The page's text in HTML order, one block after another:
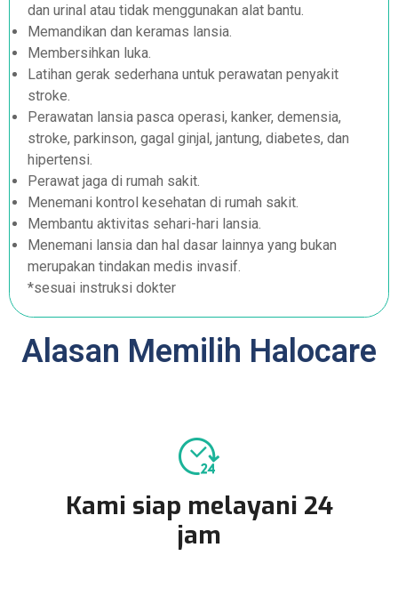
dan urinal atau tidak menggunakan alat bantu.
Memandikan dan keramas lansia.
Membersihkan luka.
Latihan gerak sederhana untuk perawatan penyakit
stroke.
Perawatan lansia pasca operasi, kanker, demensia,
stroke, parkinson, gagal ginjal, jantung, diabetes, dan
hipertensi.
Perawat jaga di rumah sakit.
Menemani kontrol kesehatan di rumah sakit.
Membantu aktivitas sehari-hari lansia.
Menemani lansia dan hal dasar lainnya yang bukan
merupakan tindakan medis invasif.
*sesuai instruksi dokter
Alasan Memilih Halocare
Kami siap melayani 24
jam